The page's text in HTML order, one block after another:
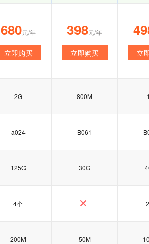
680元/年
立即购买
398元/年
立即购买 立
2G 800M
a024 B061
125G 30G
4个
200M 50M